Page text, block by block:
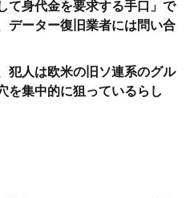
て身代金を要求する手口」で
データー復旧業者には問い合
犯人は欧米の旧ソ連系のグル
を集中的に狙っているらし